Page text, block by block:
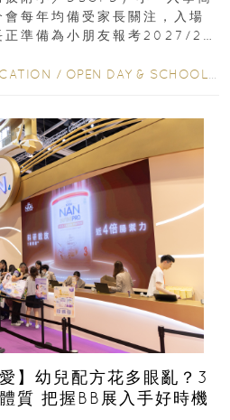
每年均備受家長關注，入場
正準備為小朋友報考2027/28
/ OPEN DAY & SCHOOL EVENTS
】幼兒配方花多眼亂？3
質 把握BB展入手好時機